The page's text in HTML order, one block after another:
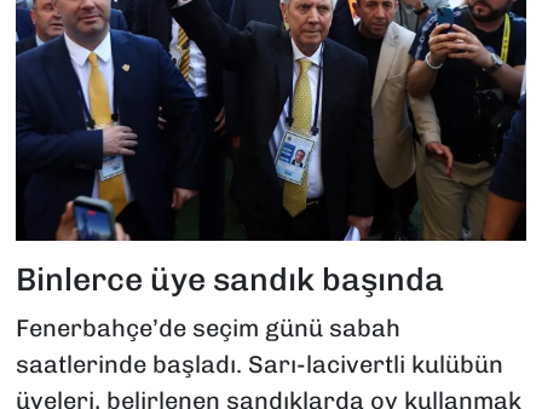
Binlerce üye sandık başında
Fenerbahçe’de seçim günü sabah
saatlerinde başladı. Sarı-lacivertli kulübün
üyeleri, belirlenen sandıklarda oy kullanmak